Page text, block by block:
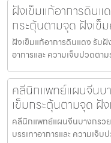
ฝังเข็มแก้อาการดินแ
กระตุ้นตามจุด ฝังเข็
ฝังเข็มแก้อาการดินแดง รับฝั
อาการและ ความเจ็บปวดตา
คลีนิกแพทย์แผนจีนบ
เข็มกระตุ้นตามจุด ฝั
คลีนิกแพทย์แผนจีนบางกรว
บรรเทาอาการและ ความเ